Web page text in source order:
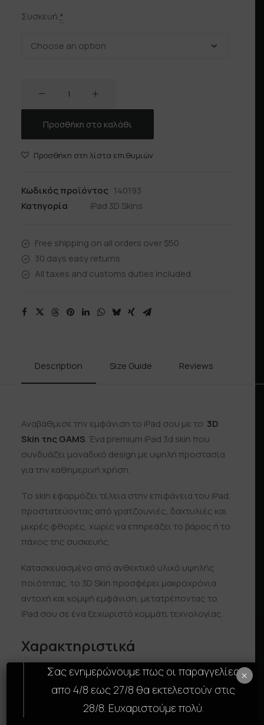
Συσκευή *
Προσθήκη στο καλάθι
Προσθήκη στη λίστα επιθυμιών
Κωδικός προϊόντος 140193
Κατηγορία
iPad 3D Skins
Free shipping on all orders over $50
30 days easy returns
All taxes and customs duties included
Description Size Guide Reviews
Αναβάθμισε την εμφάνιση το iPad σου με το 3D
Skin της GAMS. Ένα premium iPad 3d skin που
συνδυάζει μοναδικό design με υψηλή προστασία
για την καθημερινή χρήση.
Το skin εφαρμόζει τέλεια στην επιφάνεια του iPad,
προστατεύοντας από γρατζουνιές, δαχτυλιές και
μικρές φθορές, χωρίς να επηρεάζει το βάρος ή το
πάχος της συσκευής.
Κατασκευασμένο από ανθεκτικό υλικό υψηλής
ποιότητας, το 3D Skin προσφέρει μακροχρόνια
αντοχή και κομψή εμφάνιση, μετατρέποντας το
iPad σου σε ένα ξεχωριστό κομμάτι τεχνολογίας.
Χαρακτηριστικά
✔ Τέλεια εφαρμογή για iPad
✔ Προστασία από γρατζουνιές και φθορά
✔ Ultra λεπτό design
✔ Εύκολη εφαρμογή χωρίς φυσαλίδες
Σας ενημερώνουμε πως οι παραγγελίες
απο 4/8 εως 27/8 θα εκτελεστούν στις
28/8. Ευχαριστούμε πολύ.
×